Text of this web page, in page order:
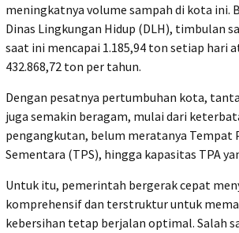
meningkatnya volume sampah di kota ini.
Dinas Lingkungan Hidup (DLH), timbulan
saat ini mencapai 1.185,94 ton setiap hari
432.868,72 ton per tahun.
Dengan pesatnya pertumbuhan kota,
juga semakin beragam, mulai dari
pengangkutan, belum meratanya Tempat
Sementara (TPS), hingga kapasitas TPA
Untuk itu, pemerintah bergerak cepat
komprehensif dan terstruktur untuk
kebersihan tetap berjalan optimal. Salah